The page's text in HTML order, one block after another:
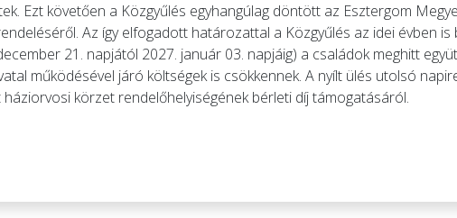
Ezt követően a Közgyűlés egyhangúlag döntött az Esztergom
Az így elfogadott határozattal a Közgyűlés az idei évben
21. napjától 2027. január 03. napjáig) a családok meghitt
működésével járó költségek is csökkennek. A nyílt ülés utolsó
körzet rendelőhelyiségének bérleti díj támogatásáról.